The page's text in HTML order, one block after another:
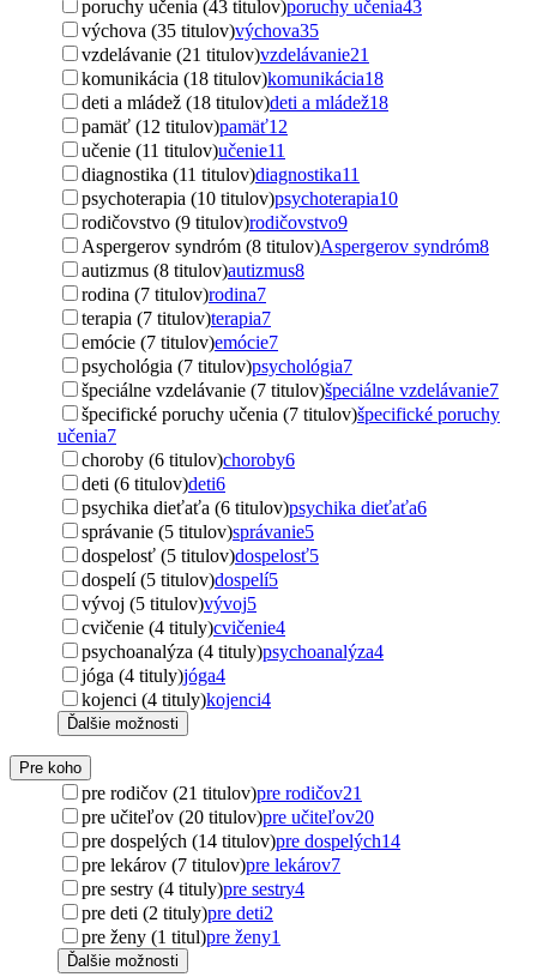
poruchy učenia (43 titulov)poruchy učenia43
výchova (35 titulov)výchova35
vzdelávanie (21 titulov)vzdelávanie21
komunikácia (18 titulov)komunikácia18
deti a mládež (18 titulov)deti a mládež18
pamäť (12 titulov)pamäť12
učenie (11 titulov)učenie11
diagnostika (11 titulov)diagnostika11
psychoterapia (10 titulov)psychoterapia10
rodičovstvo (9 titulov)rodičovstvo9
Aspergerov syndróm (8 titulov)Aspergerov syndróm8
autizmus (8 titulov)autizmus8
rodina (7 titulov)rodina7
terapia (7 titulov)terapia7
emócie (7 titulov)emócie7
psychológia (7 titulov)psychológia7
špeciálne vzdelávanie (7 titulov)špeciálne vzdelávanie7
špecifické poruchy učenia (7 titulov)špecifické poruchy
učenia7
choroby (6 titulov)choroby6
deti (6 titulov)deti6
psychika dieťaťa (6 titulov)psychika dieťaťa6
správanie (5 titulov)správanie5
dospelosť (5 titulov)dospelosť5
dospelí (5 titulov)dospelí5
vývoj (5 titulov)vývoj5
cvičenie (4 tituly)cvičenie4
psychoanalýza (4 tituly)psychoanalýza4
jóga (4 tituly)jóga4
kojenci (4 tituly)kojenci4
Ďalšie možnosti
Pre koho
pre rodičov (21 titulov)pre rodičov21
pre učiteľov (20 titulov)pre učiteľov20
pre dospelých (14 titulov)pre dospelých14
pre lekárov (7 titulov)pre lekárov7
pre sestry (4 tituly)pre sestry4
pre deti (2 tituly)pre deti2
pre ženy (1 titul)pre ženy1
Ďalšie možnosti